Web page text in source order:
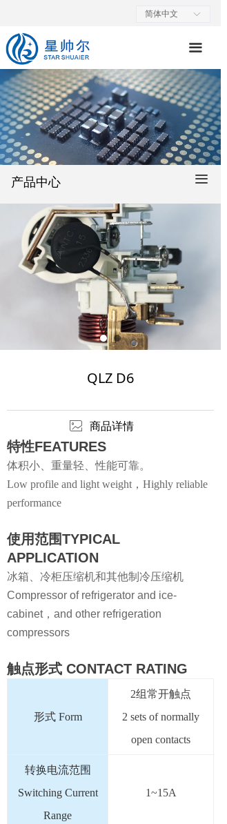
끀
关于我们
产品简介
质保体系
荣誉证书
联系我们
投资者关系
ꀅ
简体中文
끀
产品中心
QLZ D6
商品详情
特性FEATURES
体积小、重量轻、性能可靠。
Low profile and light weight，Highly reliable
performance
使用范围TYPICAL
APPLICATION
冰箱、冷柜压缩机和其他制冷压缩机
Compressor of refrigerator and ice-
cabinet，and other refrigeration
compressors
触点形式 CONTACT RATING
形式 Form
2组常开触点
2 sets of normally
open contacts
转换电流范围
Switching Current
Range
1~15A
ꂈ